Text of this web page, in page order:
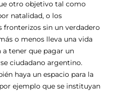
otro objetivo tal como
natalidad, o los
fronterizos sin un verdadero
o menos lleva una vida
a tener que pagar un
ciudadano argentino.
haya un espacio para la
ejemplo que se instituyan